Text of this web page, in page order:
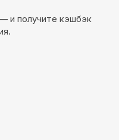
и получите кэшбэк